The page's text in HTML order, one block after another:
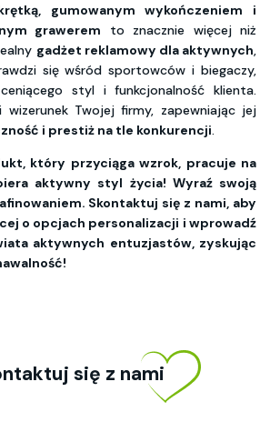
gumowanym wykończeniem i
grawerem to znacznie więcej niż
gadżet reklamowy dla aktywnych
się wśród sportowców i biegaczy,
styl i funkcjonalność klienta.
wizerunek Twojej firmy, zapewniając jej
i prestiż na tle konkurencji
który przyciąga wzrok, pracuje na
aktywny styl życia! Wyraź swoją
Skontaktuj się z nami, aby
o opcjach personalizacji i wprowadź
aktywnych entuzjastów, zyskując
się z nami